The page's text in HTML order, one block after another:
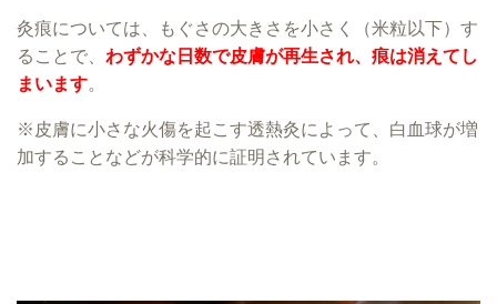
灸痕については、もぐさの大きさを小さく（米粒以下）す
ることで、 わずかな日数で皮膚が再生され、痕は消えてし
まいます。
※皮膚に小さな火傷を起こす透熱灸によって、白血球が増
加することなどが科学的に証明されています。